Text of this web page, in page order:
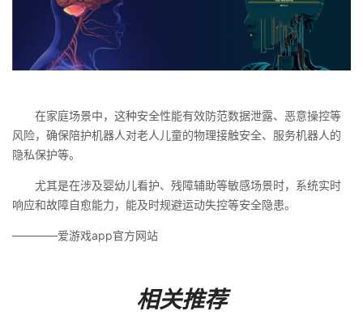
在家庭场景中，这种安全性能有效防范数据泄露、恶意操控等
风险，确保陪护机器人对老人儿童的物理接触安全、服务机器人的
隐私保护等。
尤其是在涉及婴幼儿看护、残障辅助等敏感场景时，系统实时
响应和故障自愈能力，能及时规避运动失控等安全隐患。
————爱游戏app官方网站
相关推荐